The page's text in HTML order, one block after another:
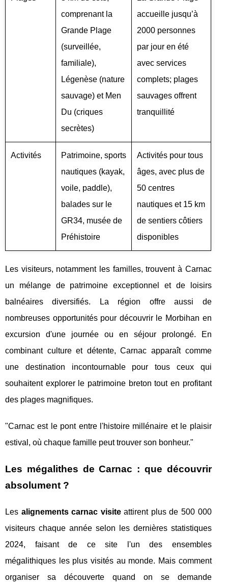
comprenant la
Grande Plage
(surveillée,
familiale),
Légenèse (nature
sauvage) et Men
Du (criques
secrètes)
accueille jusqu’à
2000 personnes
par jour en été
avec services
complets; plages
sauvages offrent
tranquillité
Activités
Patrimoine, sports
nautiques (kayak,
voile, paddle),
balades sur le
GR34, musée de
Préhistoire
Activités pour tous
âges, avec plus de
50 centres
nautiques et 15 km
de sentiers côtiers
disponibles
Les visiteurs, notamment les familles, trouvent à Carnac
un mélange de patrimoine exceptionnel et de loisirs
balnéaires diversifiés. La région offre aussi de
nombreuses opportunités pour découvrir le Morbihan en
excursion d'une journée ou en séjour prolongé. En
combinant culture et détente, Carnac apparaît comme
une destination incontournable pour tous ceux qui
souhaitent explorer le patrimoine breton tout en profitant
des plages magnifiques.
"Carnac est le pont entre l'histoire millénaire et le plaisir
estival, où chaque famille peut trouver son bonheur."
Les mégalithes de Carnac : que découvrir
absolument ?
Les alignements carnac visiteattirent plus de 500 000
visiteurs chaque année selon les dernières statistiques
2024, faisant de ce site l'un des ensembles
mégalithiques les plus visités au monde. Mais comment
organiser sa découverte quand on se demande